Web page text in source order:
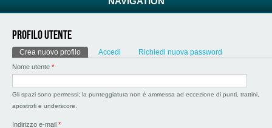
Profilo utente
Schede primarie
Crea nuovo profilo (scheda attiva)
Accedi Richiedi nuova password
Nome utente *
Gli spazi sono permessi; la punteggiatura non è ammessa ad eccezione di punti, trattini,
apostrofi e underscore.
Indirizzo e-mail *